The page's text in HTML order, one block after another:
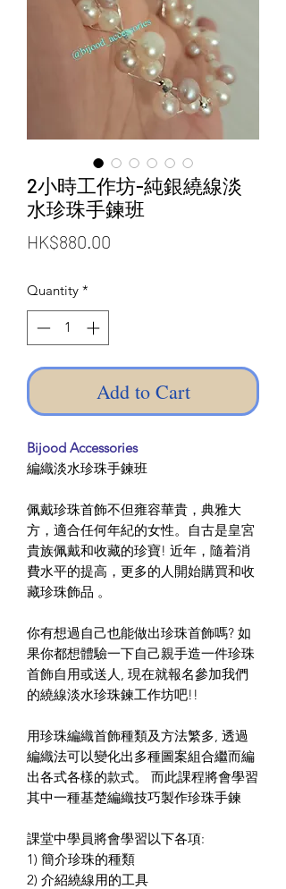
2小時工作坊-純銀繞線淡
水珍珠手鍊班
HK$880.00
Quantity *
Add to Cart
Bijood Accessories
編織淡水珍珠手鍊班
佩戴珍珠首飾不但雍容華貴，典雅大
方，適合任何年紀的女性。自古是皇宮
貴族佩戴和收藏的珍寶! 近年，隨着消
費水平的提高，更多的人開始購買和收
藏珍珠飾品 。
你有想過自己也能做出珍珠首飾嗎? 如
果你都想體驗一下自己親手造一件珍珠
首飾自用或送人, 現在就報名參加我們
的繞線淡水珍珠鍊工作坊吧!!
用珍珠編織首飾種類及方法繁多, 透過
編織法可以變化出多種圖案組合繼而編
出各式各樣的款式。 而此課程將會學習
其中一種基楚編織技巧製作珍珠手鍊
課堂中學員將會學習以下各項:
1) 簡介珍珠的種類
2) 介紹繞線用的工具